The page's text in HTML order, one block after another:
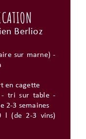
Berlioz
sur marne) -
en cagette
- tri sur table -
2-3 semaines
l (de 2-3 vins)